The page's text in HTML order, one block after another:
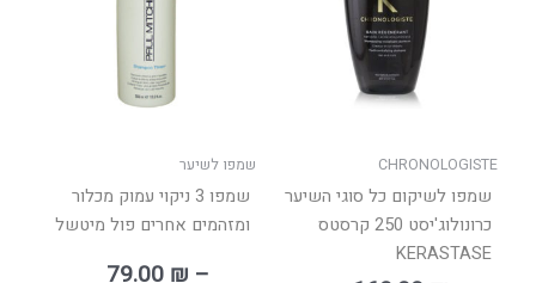
CHRONOLOGISTE
שמפו לשיקום כל סוגי השיער
כרונולוג'יסט 250 קרסטס
KERASTASE
שמפו לשיער
שמפו 3 ניקוי עמוק מכלור
ומזהמים אחרים פול מיטשל
79.00 ₪ –